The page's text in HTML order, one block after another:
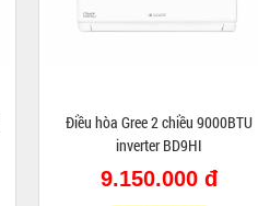
Điều hòa Gree 2 chiều 9000BTU
inverter BD9HI
9.150.000 đ